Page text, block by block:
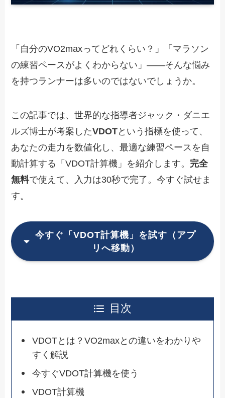
「自分のVO2maxってどれくらい？」「マラソン
の練習ペースがよくわからない」——そんな悩み
を持つランナーは多いのではないでしょうか。
この記事では、世界的な指導者ジャック・ダニエ
ルズ博士が考案したVDOTという指標を使って、
あなたの走力を数値化し、最適な練習ペースを自
動計算する「VDOT計算機」を紹介します。 完全
無料で使えて、入力は30秒で完了。今すぐ試せま
す。
今すぐ「VDOT計算機」を試す（アプ
リへ移動）
目次
VDOTとは？VO2maxとの違いをわかりや
すく解説
今すぐVDOT計算機を使う
VDOT計算機